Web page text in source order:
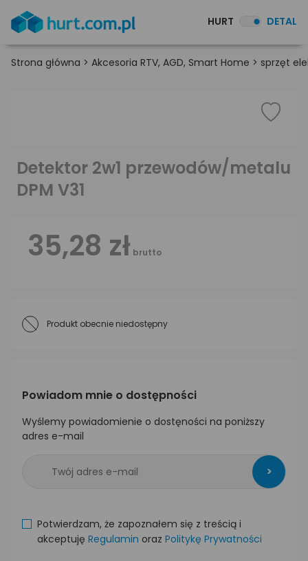
HURT DETAL
Strona główna > Akcesoria RTV, AGD, Smart Home > sprzęt
Detektor 2w1 przewodów/metalu
DPM V31
35,28 zł brutto
Produkt obecnie niedostępny
Powiadom mnie o dostępności
Wyślemy powiadomienie o dostęności na poniższy
adres e-mail
>
Potwierdzam, że zapoznałem się z treścią i
akceptuję Regulamin oraz Politykę Prywatności